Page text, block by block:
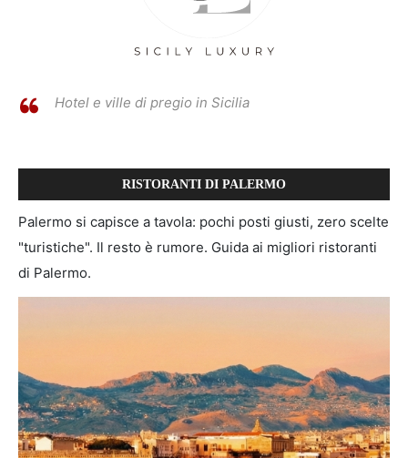
Hotel e ville di pregio in Sicilia
RISTORANTI DI PALERMO
Palermo si capisce a tavola: pochi posti giusti, zero scelte
"turistiche". Il resto è rumore. Guida ai migliori ristoranti
di Palermo.